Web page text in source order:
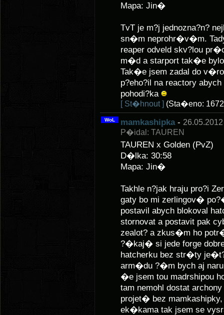
Mapa: Jin�
TvT je m?j jednozna?n?
sn�m neprohr�v�m.
reaper odveld skv?lou
m�d a starport tak�e
Tak�e jsem zadal do
p?eho?il na reactory
pohodi?ka
[ St�hnout ] (Sta�eno:
WoL mamkashipka-
P�idal: TAUREN
TAUREN x Golden (PvZ)
D�lka: 30:58
Mapa: Jin�
Takhle n?jak hraju pro?i
gaty bo mi zerlingov�
postavil abych blokoval
stornovat a postavit pak
zealot? a zkus�m ho
?�kaj� si jede forge
hatcherku bez str�ty
arm�du ?�m bych aj
�e jsem tou madrshipou
tam nemohl dostat
projet� bez
ek�kama tak jsem se